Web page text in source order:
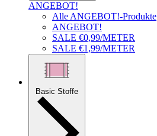
ANGEBOT!
Alle ANGEBOT!-Produkte
ANGEBOT!
SALE €0,99/METER
SALE €1,99/METER
Basic Stoffe